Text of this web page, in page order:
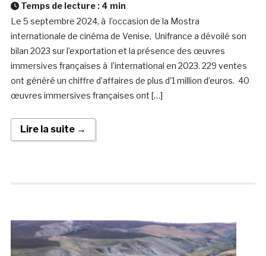
Temps de lecture : 4 min
Le 5 septembre 2024, à l’occasion de la Mostra
internationale de cinéma de Venise, Unifrance a dévoilé son
bilan 2023 sur l’exportation et la présence des œuvres
immersives françaises à l’international en 2023. 229 ventes
ont généré un chiffre d’affaires de plus d’1 million d’euros. 40
œuvres immersives françaises ont […]
Lire la suite →